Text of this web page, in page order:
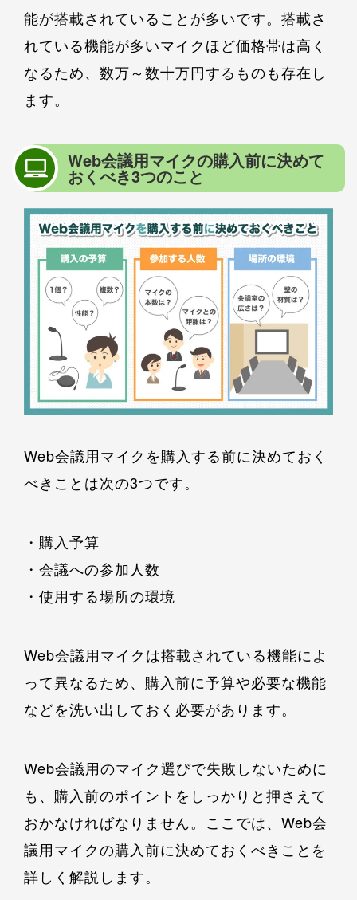
能が搭載されていることが多いです。搭載さ
れている機能が多いマイクほど価格帯は高く
なるため、数万～数十万円するものも存在し
ます。
Web会議用マイクの購入前に決めて
おくべき3つのこと
Web会議用マイクを購入する前に決めておく
べきことは次の3つです。
・購入予算
・会議への参加人数
・使用する場所の環境
Web会議用マイクは搭載されている機能によ
って異なるため、購入前に予算や必要な機能
などを洗い出しておく必要があります。
Web会議用のマイク選びで失敗しないために
も、購入前のポイントをしっかりと押さえて
おかなければなりません。ここでは、Web会
議用マイクの購入前に決めておくべきことを
詳しく解説します。